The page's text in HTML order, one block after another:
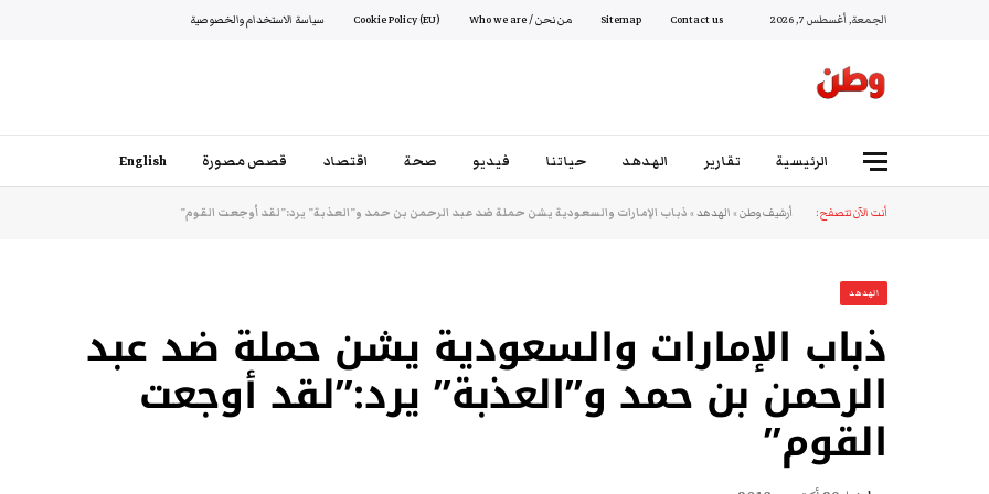
الجمعة, أغسطس 7, 2026 Contact us
Sitemap من نحن / Who we are Cookie Policy (EU) سياسة الاستخدام والخصوصية
الرئيسية تقارير الهدهد حياتنا فيديو صحة اقتصاد قصص مصورة English
أنت الآن تتصفح: أرشيف وطن»الهدهد»ذباب الإمارات والسعودية يشن حملة ضد عبد الرحمن بن حمد و”العذبة” يرد:”لقد أوجعت القوم”
الهدهد
ذباب الإمارات والسعودية يشن حملة ضد عبد
الرحمن بن حمد و”العذبة” يرد:”لقد أوجعت
القوم”